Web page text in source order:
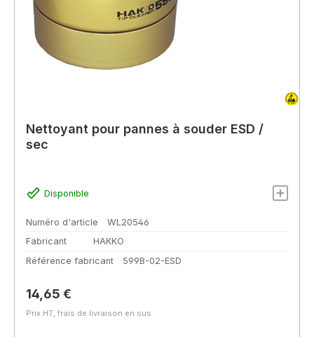
Nettoyant pour pannes à souder ESD /
sec
Disponible
Numéro d'article
WL20546
Fabricant
HAKKO
Référence fabricant
599B-02-ESD
Prix régulier :
14,65 €
Prix HT, frais de livraison en sus